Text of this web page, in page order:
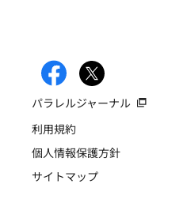
パラレルジャーナル
利用規約
個人情報保護方針
サイトマップ